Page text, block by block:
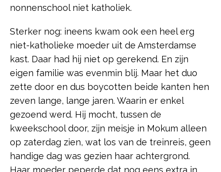
nonnenschool niet katholiek.
Sterker nog: ineens kwam ook een heel erg
niet-katholieke moeder uit de Amsterdamse
kast. Daar had hij niet op gerekend. En zijn
eigen familie was evenmin blij. Maar het duo
zette door en dus boycotten beide kanten hen
zeven lange, lange jaren. Waarin er enkel
gezoend werd. Hij mocht, tussen de
kweekschool door, zijn meisje in Mokum alleen
op zaterdag zien, wat los van de treinreis, geen
handige dag was gezien haar achtergrond.
Haar moeder peperde dat nog eens extra in